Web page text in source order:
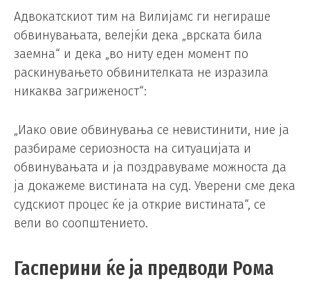
Адвокатскиот тим на Вилијамс ги негираше
обвинувањата, велејќи дека „врската била
заемна“ и дека „во ниту еден момент по
раскинувањето обвинителката не изразила
никаква загриженост“:
„Иако овие обвинувања се невистинити, ние ја
разбираме сериозноста на ситуацијата и
обвинувањата и ја поздравуваме можноста да
ја докажеме вистината на суд. Уверени сме дека
судскиот процес ќе ја открие вистината“, се
вели во соопштението.
Гасперини ќе ја предводи Рома